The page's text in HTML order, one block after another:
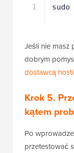
1
Jeśli nie masz
dobrym
dostawcą
Krok 5.
kątem
Po
przetestować